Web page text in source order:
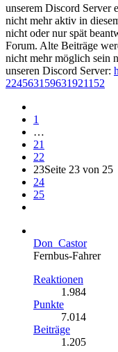
unserem Discord Server
nicht mehr aktiv in
nicht oder nur spät
Forum. Alte Beiträge
nicht mehr möglich sein
unseren Discord Server:
224563159631921152
1
…
21
22
23Seite 23 von 25
24
25
Don_Castor
Fernbus-Fahrer
Reaktionen
1.984
Punkte
7.014
Beiträge
1.205